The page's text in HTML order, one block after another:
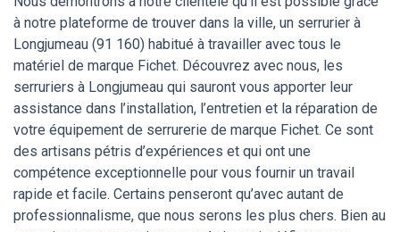
à notre plateforme de trouver dans la ville, un serrurier à
Longjumeau (91 160) habitué à travailler avec tous le
matériel de marque Fichet. Découvrez avec nous, les
serruriers à Longjumeau qui sauront vous apporter leur
assistance dans l’installation, l’entretien et la réparation de
votre équipement de serrurerie de marque Fichet. Ce sont
des artisans pétris d’expériences et qui ont une
compétence exceptionnelle pour vous fournir un travail
rapide et facile. Certains penseront qu’avec autant de
professionnalisme, que nous serons les plus chers. Bien au